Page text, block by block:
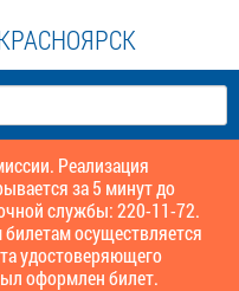
Реализация
за 5 минут до
службы: 220-11-72.
осуществляется
удостоверяющего
оформлен билет.